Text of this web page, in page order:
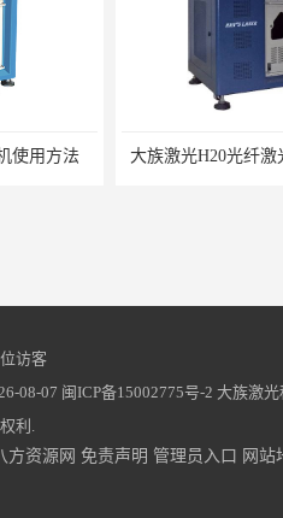
打标机价格
位访客
08-07 闽ICP备15002775号-2 大族激
利.
方资源网 免责声明 管理员入口 网站